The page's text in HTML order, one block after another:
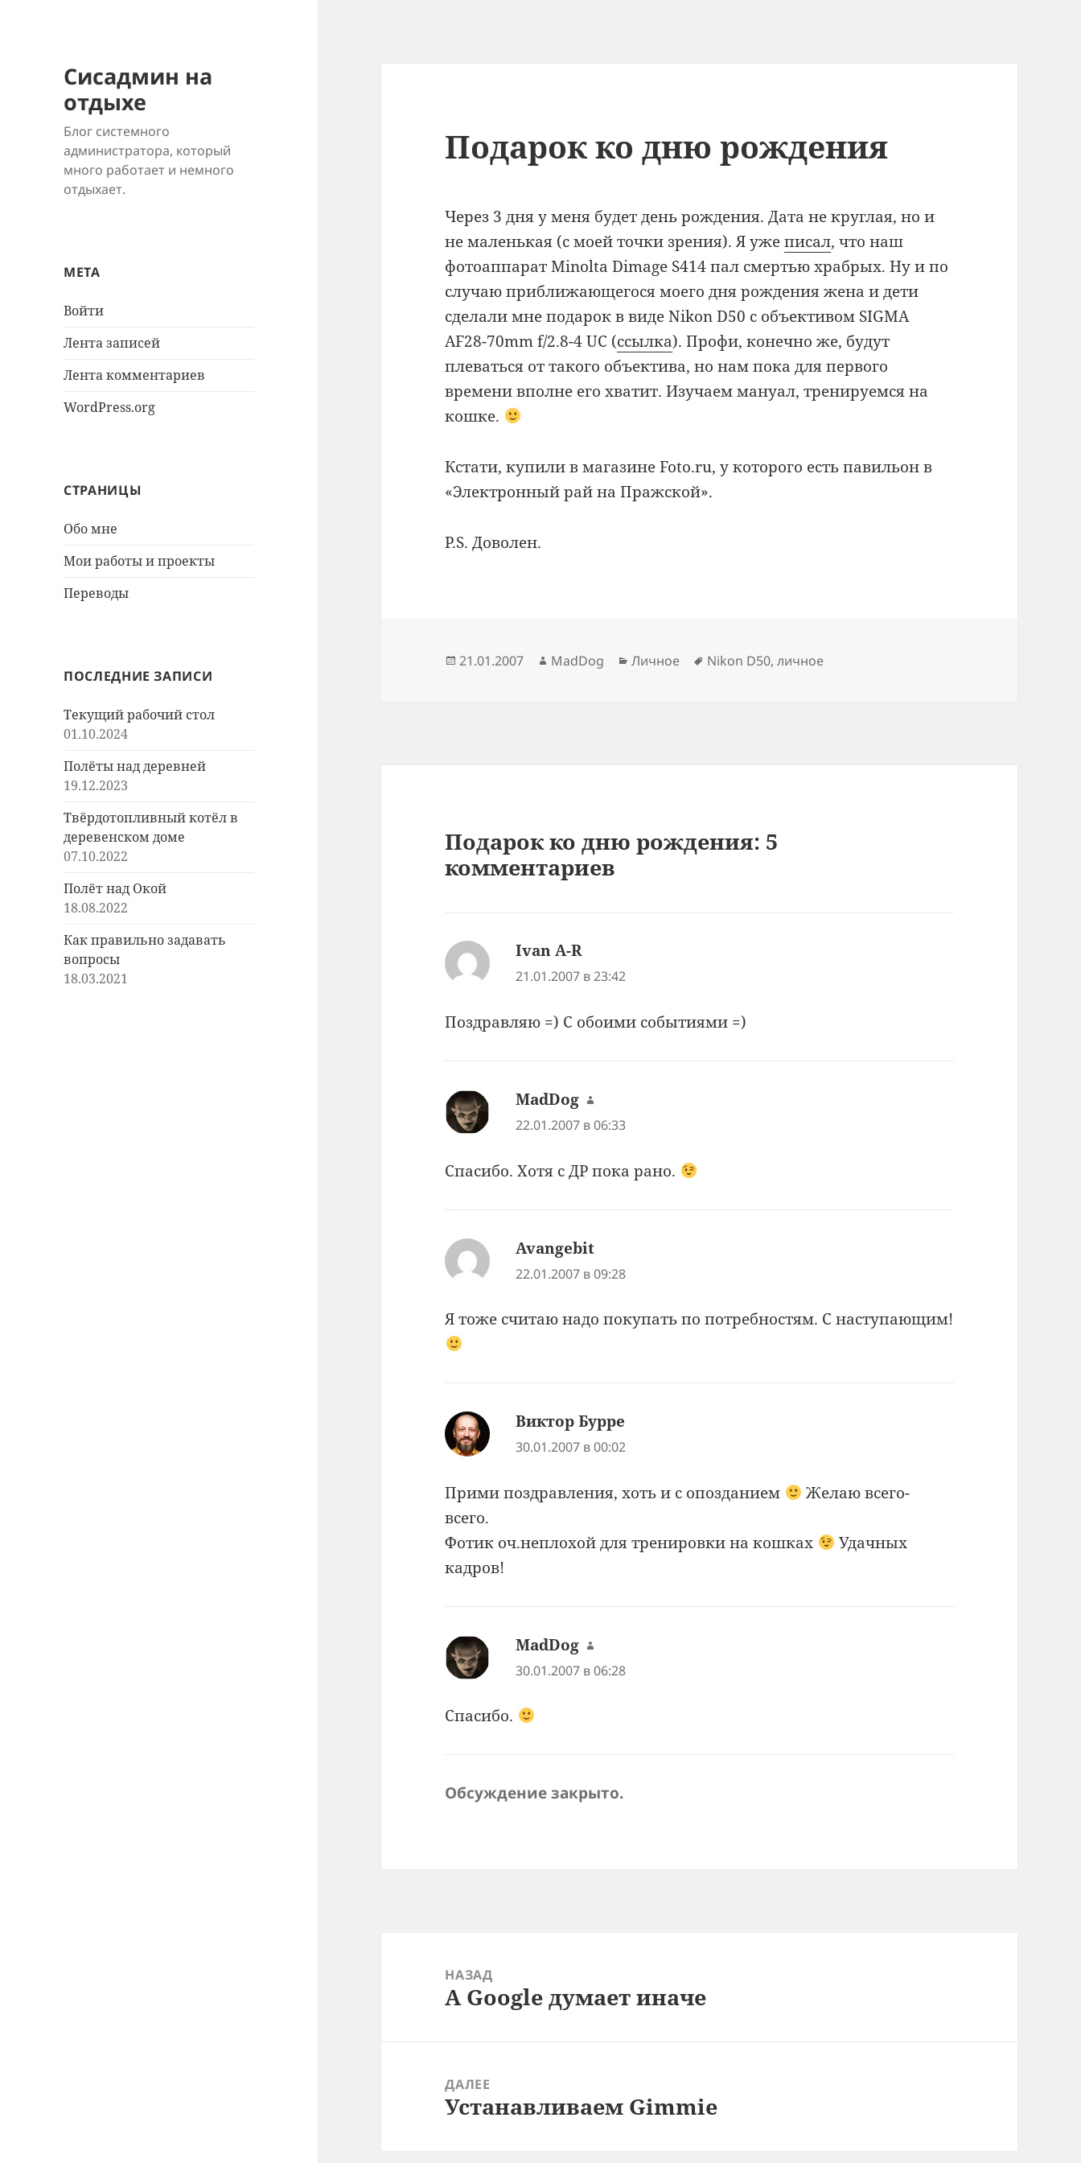
Сисадмин на
отдыхе
Блог системного
администратора, который
много работает и немного
отдыхает.
МЕТА
Войти
Лента записей
Лента комментариев
WordPress.org
СТРАНИЦЫ
Обо мне
Мои работы и проекты
Переводы
ПОСЛЕДНИЕ ЗАПИСИ
Текущий рабочий стол
01.10.2024
Полёты над деревней
19.12.2023
Твёрдотопливный котёл в
деревенском доме
07.10.2022
Полёт над Окой
18.08.2022
Как правильно задавать
вопросы
18.03.2021
Подарок ко дню рождения
Через 3 дня у меня будет день рождения. Дата не круглая, но и
не маленькая (с моей точки зрения). Я ужеписал, что наш
фотоаппарат Minolta Dimage S414 пал смертью храбрых. Ну и по
случаю приближающегося моего дня рождения жена и дети
сделали мне подарок в виде Nikon D50 с объективом SIGMA
AF28-70mm f/2.8-4 UC (ссылка). Профи, конечно же, будут
плеваться от такого объектива, но нам пока для первого
времени вполне его хватит. Изучаем мануал, тренируемся на
кошке.
Кстати, купили в магазине Foto.ru, у которого есть павильон в
«Электронный рай на Пражской».
P.S. Доволен.
Опубликовано
21.01.2007 Автор
MadDog Рубрики
Личное Метки
Nikon D50,личное
Подарок ко дню рождения: 5
комментариев
Ivan A-R:
21.01.2007 в 23:42
Поздравляю =) С обоими событиями =)
MadDog :
22.01.2007 в 06:33
Спасибо. Хотя с ДР пока рано.
Avangebit
22.01.2007 в 09:28
Я тоже считаю надо покупать по потребностям. С наступающим!
Виктор Бурре
30.01.2007 в 00:02
Прими поздравления, хоть и с опозданием
Желаю всего-
всего.
Фотик оч.неплохой для тренировки на кошках
Удачных
кадров!
MadDog :
30.01.2007 в 06:28
Спасибо.
Обсуждение закрыто.
записям
НАЗАД
Предыдущая
А Google думает иначе
ДАЛЕЕ
Следующая
Устанавливаем Gimmie